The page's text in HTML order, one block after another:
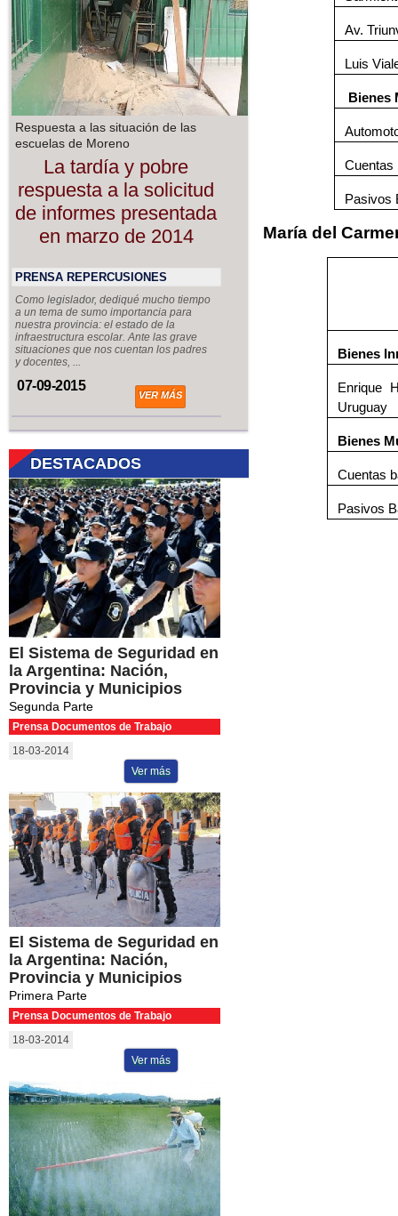
Respuesta a las situación de las
escuelas de Moreno
La tardía y pobre
respuesta a la solicitud
de informes presentada
en marzo de 2014
PRENSA REPERCUSIONES
Como legislador, dediqué mucho tiempo
a un tema de sumo importancia para
nuestra provincia: el estado de la
infraestructura escolar. Ante las grave
situaciones que nos cuentan los padres
y docentes, ...
07-09-2015
VER MÁS
DESTACADOS
El Sistema de Seguridad en
la Argentina: Nación,
Provincia y Municipios
Segunda Parte
Prensa Documentos de Trabajo
18-03-2014
Ver más
El Sistema de Seguridad en
la Argentina: Nación,
Provincia y Municipios
Primera Parte
Prensa Documentos de Trabajo
18-03-2014
Ver más
Av.
Luis
Bienes
Cuentas
Pasivos
María del
Bienes
Enrique
Uruguay
Bienes
Cuentas
Pasivos